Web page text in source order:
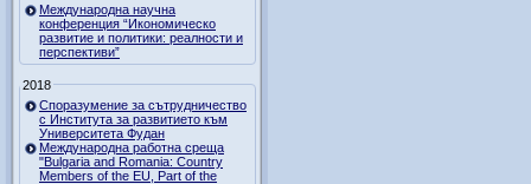
Международна научна
конференция “Икономическо
развитие и политики: реалности и
перспективи”
2018
Споразумение за сътрудничество
с Института за развитието към
Университета Фудан
Международна работна среща
"Bulgaria and Romania: Country
Members of the EU, Part of the